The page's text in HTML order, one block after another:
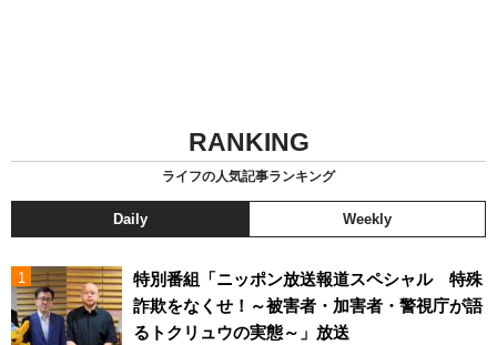
RANKING
ライフの人気記事ランキング
Daily Weekly
特別番組「ニッポン放送報道スペシャル 特殊
詐欺をなくせ！～被害者・加害者・警視庁が語
るトクリュウの実態～」放送